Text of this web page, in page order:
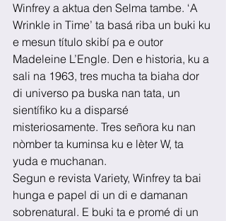
Winfrey a aktua den Selma tambe. ‘A
Wrinkle in Time’ ta basá riba un buki ku
e mesun título skibí pa e outor
Madeleine L’Engle. Den e historia, ku a
sali na 1963, tres mucha ta biaha dor
di universo pa buska nan tata, un
sientífiko ku a disparsé
misteriosamente. Tres señora ku nan
nòmber ta kuminsa ku e lèter W, ta
yuda e muchanan.
Segun e revista Variety, Winfrey ta bai
hunga e papel di un di e damanan
sobrenatural. E buki ta e promé di un